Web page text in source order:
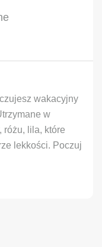
wakacyjny
w
różu, lila, które
lekkości. Poczuj